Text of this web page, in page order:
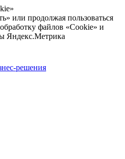
или продолжая пользоваться
файлов «Cookie» и
Яндекс.Метрика
решения